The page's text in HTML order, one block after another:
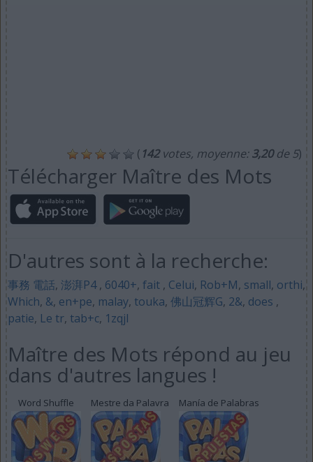
( 142votes, moyenne:3,20de 5)
Télécharger Maître des Mots
D'autres sont à la recherche:
事務 電話, 澎湃P4, 6040+, fait , Celui, Rob+M, small, orthi,
Which, &, en+pe, malay, touka, 佛山冠辉G, 2&, does ,
patie, Le tr, tab+c, 1zqjl
Maître des Mots répond au jeu
dans d'autres langues !
Word Shuffle Mestre da Palavra Manía de Palabras